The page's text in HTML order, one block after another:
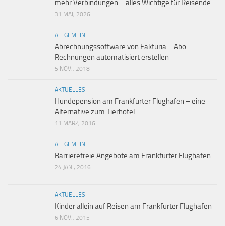
mehr Verbindungen – alles Wichtige für Reisende
31 MAI, 2026
ALLGEMEIN
Abrechnungssoftware von Fakturia – Abo-
Rechnungen automatisiert erstellen
5 NOV., 2018
AKTUELLES
Hundepension am Frankfurter Flughafen – eine
Alternative zum Tierhotel
11 MÄRZ, 2016
ALLGEMEIN
Barrierefreie Angebote am Frankfurter Flughafen
24 JAN., 2016
AKTUELLES
Kinder allein auf Reisen am Frankfurter Flughafen
6 NOV., 2015